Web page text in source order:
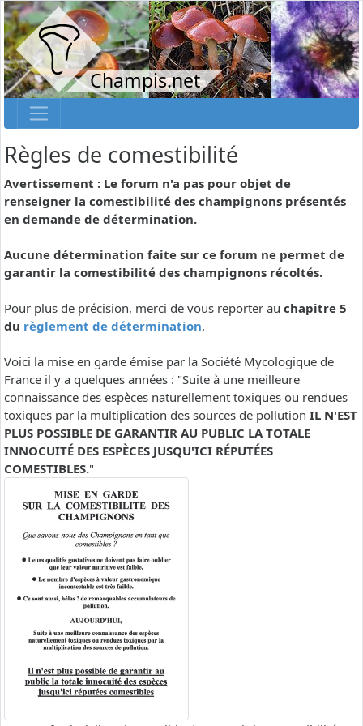
Champis.net
Règles de comestibilité
Avertissement : Le forum n'a pas pour objet de
renseigner la comestibilité des champignons présentés
en demande de détermination.
Aucune détermination faite sur ce forum ne permet de
garantir la comestibilité des champignons récoltés.
Pour plus de précision, merci de vous reporter au chapitre 5
du règlement de détermination.
Voici la mise en garde émise par la Société Mycologique de
France il y a quelques années : "Suite à une meilleure
connaissance des espèces naturellement toxiques ou rendues
toxiques par la multiplication des sources de pollution IL N'EST
PLUS POSSIBLE DE GARANTIR AU PUBLIC LA TOTALE
INNOCUITÉ DES ESPÈCES JUSQU'ICI RÉPUTÉES
COMESTIBLES."